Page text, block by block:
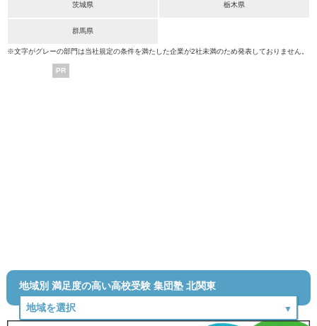
茨城県 栃木県
群馬県
※文字がグレーの部門は当社規定の条件を満たした企業が2社未満のため発表しておりません。
PR
地域別 満足度の高い高校受験 集団塾 北関東